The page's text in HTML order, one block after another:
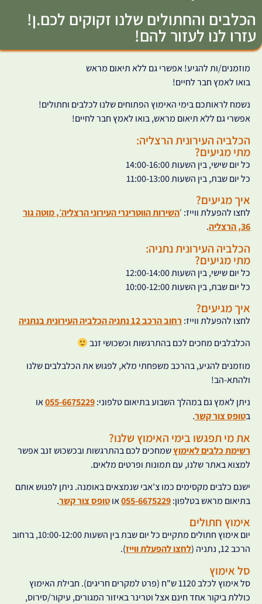
הכלבים והחתולים שלנו זקוקים לכם.ן!
עזרו לנו לעזור להם!
מוזמנים/ות להגיע! אפשרי גם ללא תיאום מראש
בואו לאמץ חבר לחיים!
נשמח לראותכם בימי האימוץ הפתוחים שלנו לכלבים וחתולים!
אפשרי גם ללא תיאום מראש, בואו לאמץ חבר לחיים!
הכלביה העירונית הרצליה:
מתי מגיעים?
כל יום שישי, בין השעות 14:00-16:00
כל יום שבת, בין השעות 11:00-13:00
איך מגיעים?
לחצו להפעלת ווייז: ׳השירות הווטרינרי העירוני הרצליה׳, מוטה גור
36, הרצליה
.
הכלביה העירונית נתניה:
מתי מגיעים?
כל יום שישי, בין השעות 12:00-14:00
כל יום שבת, בין השעות 10:00-12:00
איך מגיעים?
לחצו להפעלת ווייז: רחוב הרכב 12 נתניה הכלביה העירונית בנתניה
הכלבלבים מחכים לכם בהתרגשות וכשכושי זנב
מוזמנים להגיע, בהרכב משפחתי מלא, לפגוש את הכלבלבים שלנו
ולהתא-הב!
ניתן לאמץ גם במהלך השבוע בתיאום טלפוני:055-6675229או
בטופס צור קשר.
את מי תפגשו בימי האימוץ שלנו?
רשימת כלבים לאימוץשמחכים לכם בהתרגשות ובכשכוש זנב אפשר
למצוא באתר שלנו, עם תמונות ופרטים מלאים.
ישנם כלבים מקסימים כמו צ'אבי שנמצאים באומנה. ניתן לפגוש אותם
בתיאום מראש בטלפון:055-6675229אוטופס צור קשר.
אימוץ חתולים
יום אימוץ חתולים מתקיים כל יום שבת בין השעות 10:00-12:00, ברחוב
הרכב 12, נתניה (
לחצו להפעלת ווייז).
סל אימוץ
סל אימוץ לכלב 1120 ש"ח (פרט למקרים חריגים). חבילת האימוץ
כוללת ביקור אחד חינם אצל וטרינר באיזור המגורים, עיקור/סירוס,